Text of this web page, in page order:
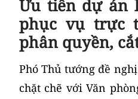
Ưu tiên dự án
phục vụ trực
phân quyền,
Phó Thủ tướng đề
chặt chẽ với Văn